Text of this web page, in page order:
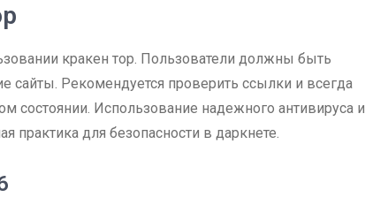
кракен тор. Пользователи должны быть
сайты. Рекомендуется проверить ссылки и всегда
состоянии. Использование надежного антивируса и
практика для безопасности в даркнете.